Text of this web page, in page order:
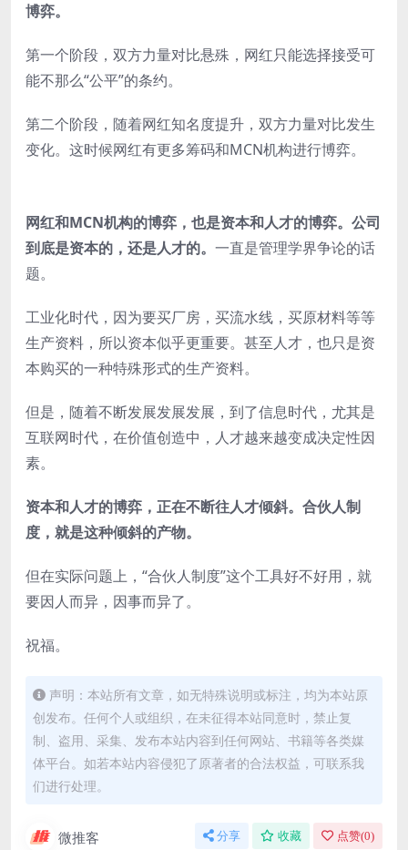
博弈。
第一个阶段，双方力量对比悬殊，网红只能选择接受可
能不那么“公平”的条约。
第二个阶段，随着网红知名度提升，双方力量对比发生
变化。这时候网红有更多筹码和MCN机构进行博弈。
网红和MCN机构的博弈，也是资本和人才的博弈。公司
到底是资本的，还是人才的。 一直是管理学界争论的话
题。
工业化时代，因为要买厂房，买流水线，买原材料等等
生产资料，所以资本似乎更重要。甚至人才，也只是资
本购买的一种特殊形式的生产资料。
但是，随着不断发展发展发展，到了信息时代，尤其是
互联网时代，在价值创造中，人才越来越变成决定性因
素。
资本和人才的博弈，正在不断往人才倾斜。合伙人制
度，就是这种倾斜的产物。
但在实际问题上，“合伙人制度”这个工具好不好用，就
要因人而异，因事而异了。
祝福。
声明：本站所有文章，如无特殊说明或标注，均为本站原
创发布。任何个人或组织，在未征得本站同意时，禁止复
制、盗用、采集、发布本站内容到任何网站、书籍等各类媒
体平台。如若本站内容侵犯了原著者的合法权益，可联系我
们进行处理。
微推客 分享 收藏 点赞(0)